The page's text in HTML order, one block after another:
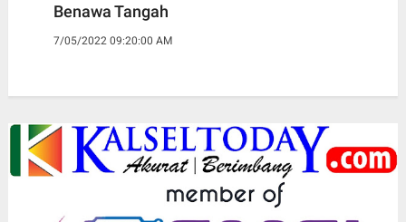
Benawa Tangah
7/05/2022 09:20:00 AM